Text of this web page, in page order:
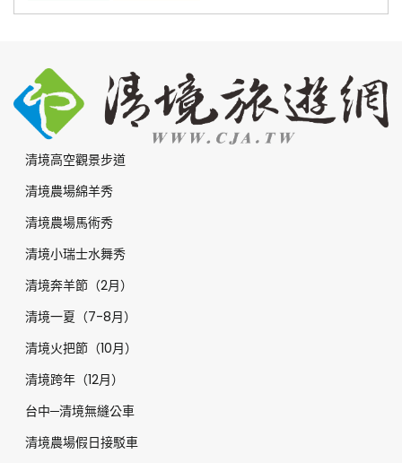
清境高空觀景步道
清境農場綿羊秀
清境農場馬術秀
清境小瑞士水舞秀
清境奔羊節（2月）
清境一夏（7-8月）
清境火把節（10月）
清境跨年（12月）
台中─清境無縫公車
清境農場假日接駁車